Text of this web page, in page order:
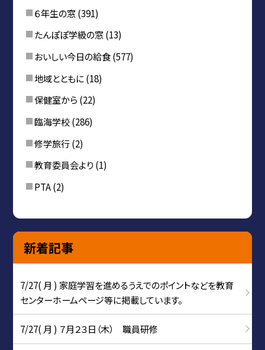
６年生の窓(391)
たんぽぽ学級の窓(13)
おいしい今日の給食(577)
地域とともに(18)
保健室から (22)
臨海学校(286)
修学旅行(2)
教育委員会より (1)
PTA(2)
新着記事
7/27( 月 ) 家庭学習を進めるうえでのポイントなどを教育
センターホームページ等に掲載しています。
7/27( 月 ) ７月２３日（木） 職員研修